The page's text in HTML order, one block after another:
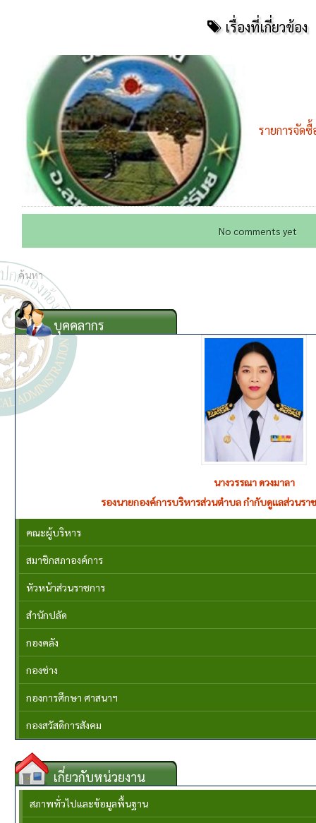
เรื่องที่เกี่ยวข้อง
รายการจัด
No comments yet
บุคคลากร
นางวรรณา ดวงมาลา
รองนายกองค์การบริหารส่วนตำบล กำกับดูแลส่วนรา
คณะผู้บริหาร
สมาชิกสภาองค์การ
หัวหน้าส่วนราชการ
สำนักปลัด
กองคลัง
กองช่าง
กองการศึกษา ศาสนาฯ
กองสวัสดิการสังคม
เกี่ยวกับหน่วยงาน
สภาพทั่วไปและข้อมูลพื้นฐาน